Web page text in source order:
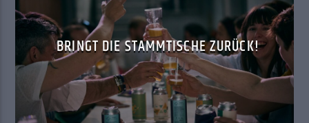
BRINGT DIE STAMMTISCHE ZURÜCK!